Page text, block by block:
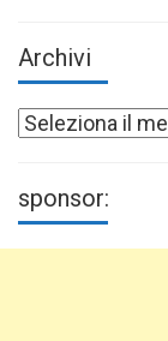
Archivi
Archivi
sponsor: